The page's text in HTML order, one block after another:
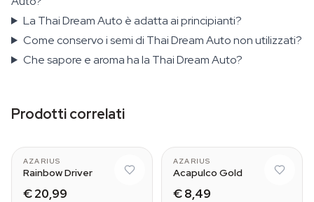
La Thai Dream Auto è adatta ai principianti?
Come conservo i semi di Thai Dream Auto non utilizzati?
Che sapore e aroma ha la Thai Dream Auto?
Prodotti correlati
AZARIUS
Rainbow Driver
€ 20,99
AZARIUS
Acapulco Gold
€ 8,49